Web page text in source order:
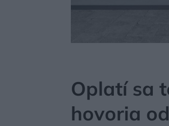
Oplatí sa
hovoria